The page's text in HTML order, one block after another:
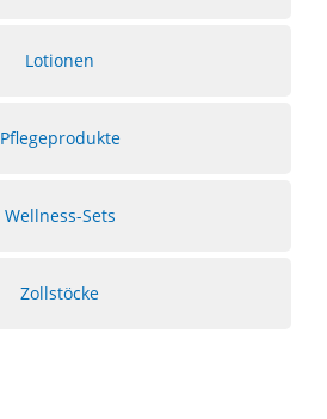
Lotionen
Pflegeprodukte
Wellness-Sets
Zollstöcke